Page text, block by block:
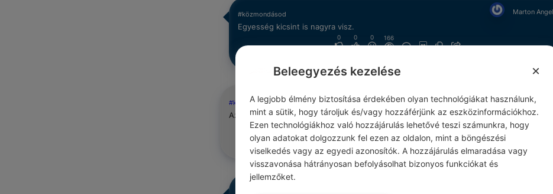
#közmondásod Marton
Egyesség kicsint is nagyra visz.
0 0 0 166
#közmondásod Marton Angela
Az egyes élet nem lehet bu nélkül.
0 0 0 166
Beleegyezés kezelése ×
A legjobb élmény biztosítása érdekében olyan technológiákat használunk,
mint a sütik, hogy tároljuk és/vagy hozzáférjünk az eszközinformációkhoz.
Ezen technológiákhoz való hozzájárulás lehetővé teszi számunkra, hogy
olyan adatokat dolgozzunk fel ezen az oldalon, mint a böngészési
viselkedés vagy az egyedi azonosítók. A hozzájárulás elmaradása vagy
visszavonása hátrányosan befolyásolhat bizonyos funkciókat és
jellemzőket.